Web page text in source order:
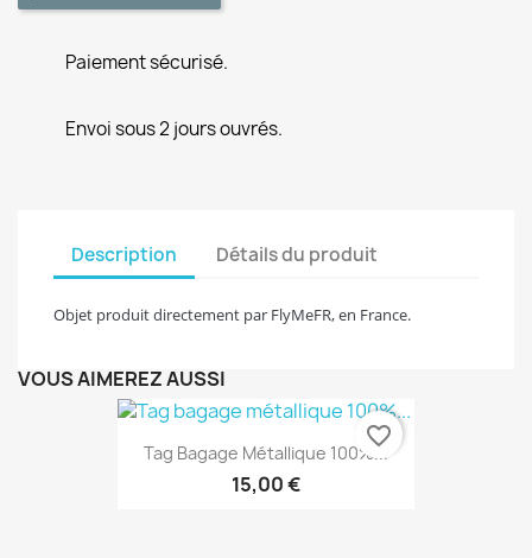
Paiement sécurisé.
Envoi sous 2 jours ouvrés.
Description Détails du produit
Objet produit directement par FlyMeFR, en France.
VOUS AIMEREZ AUSSI
Tag Bagage Métallique 100%...
15,00 €
favorite_border